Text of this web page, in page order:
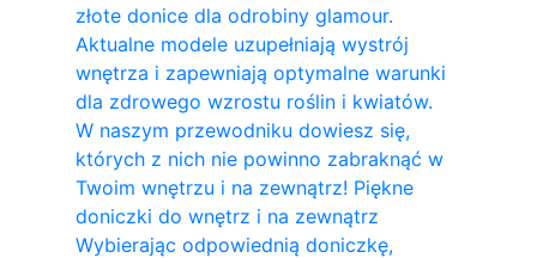
złote donice dla odrobiny glamour.
Aktualne modele uzupełniają wystrój
wnętrza i zapewniają optymalne warunki
dla zdrowego wzrostu roślin i kwiatów.
W naszym przewodniku dowiesz się,
których z nich nie powinno zabraknąć w
Twoim wnętrzu i na zewnątrz! Piękne
doniczki do wnętrz i na zewnątrz
Wybierając odpowiednią doniczkę,